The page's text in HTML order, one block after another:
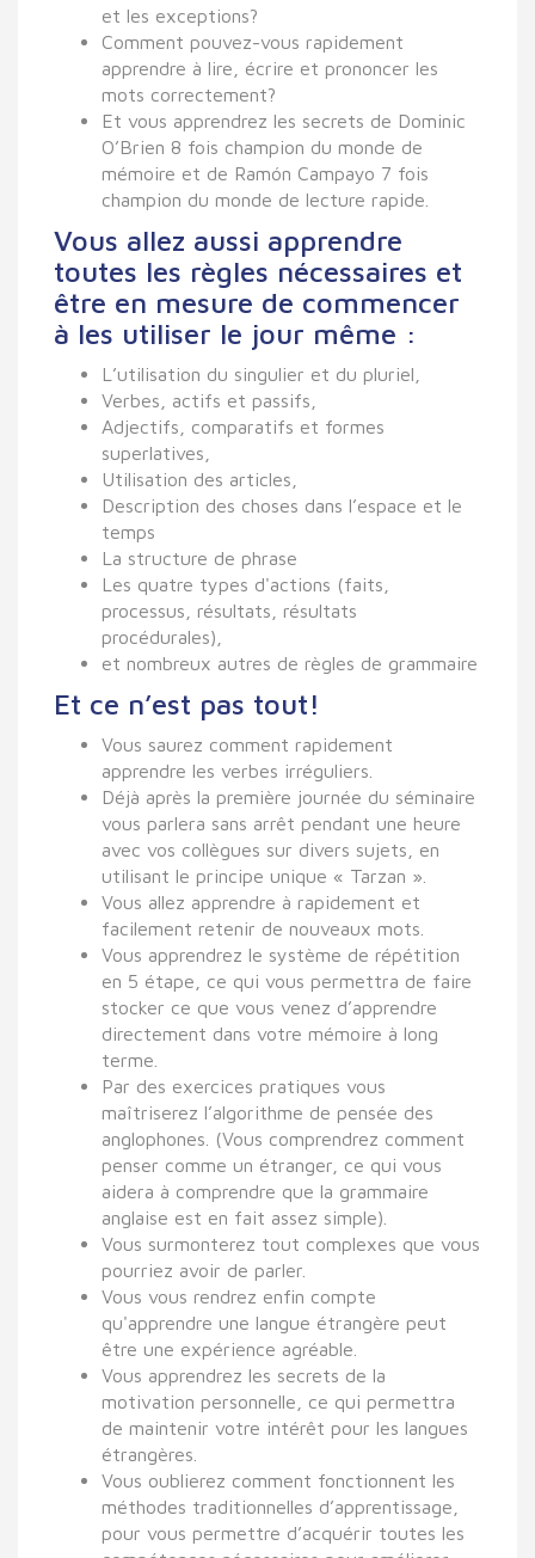
et les exceptions?
Comment pouvez-vous rapidement
apprendre à lire, écrire et prononcer les
mots correctement?
Et vous apprendrez les secrets de Dominic
O’Brien 8 fois champion du monde de
mémoire et de Ramón Campayo 7 fois
champion du monde de lecture rapide.
Vous allez aussi apprendre
toutes les règles nécessaires et
être en mesure de commencer
à les utiliser le jour même :
L’utilisation du singulier et du pluriel,
Verbes, actifs et passifs,
Adjectifs, comparatifs et formes
superlatives,
Utilisation des articles,
Description des choses dans l’espace et le
temps
La structure de phrase
Les quatre types d'actions (faits,
processus, résultats, résultats
procédurales),
et nombreux autres de règles de grammaire
Et ce n’est pas tout!
Vous saurez comment rapidement
apprendre les verbes irréguliers.
Déjà après la première journée du séminaire
vous parlera sans arrêt pendant une heure
avec vos collègues sur divers sujets, en
utilisant le principe unique « Tarzan ».
Vous allez apprendre à rapidement et
facilement retenir de nouveaux mots.
Vous apprendrez le système de répétition
en 5 étape, ce qui vous permettra de faire
stocker ce que vous venez d’apprendre
directement dans votre mémoire à long
terme.
Par des exercices pratiques vous
maîtriserez l’algorithme de pensée des
anglophones. (Vous comprendrez comment
penser comme un étranger, ce qui vous
aidera à comprendre que la grammaire
anglaise est en fait assez simple).
Vous surmonterez tout complexes que vous
pourriez avoir de parler.
Vous vous rendrez enfin compte
qu'apprendre une langue étrangère peut
être une expérience agréable.
Vous apprendrez les secrets de la
motivation personnelle, ce qui permettra
de maintenir votre intérêt pour les langues
étrangères.
Vous oublierez comment fonctionnent les
méthodes traditionnelles d’apprentissage,
pour vous permettre d’acquérir toutes les